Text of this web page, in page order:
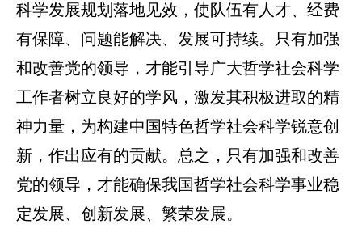
科学发展规划落地见效，使队伍有人才、经费
有保障、问题能解决、发展可持续。只有加强
和改善党的领导，才能引导广大哲学社会科学
工作者树立良好的学风，激发其积极进取的精
神力量，为构建中国特色哲学社会科学锐意创
新，作出应有的贡献。总之，只有加强和改善
党的领导，才能确保我国哲学社会科学事业稳
定发展、创新发展、繁荣发展。